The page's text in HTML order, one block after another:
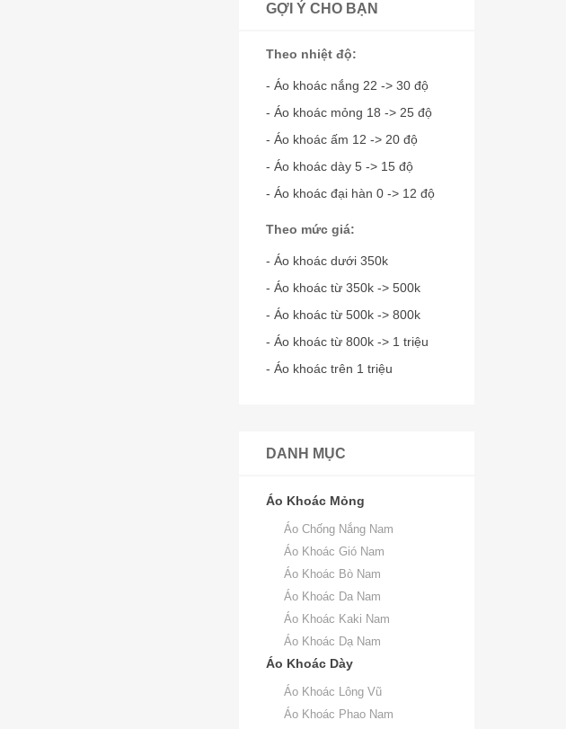
GỢI Ý CHO BẠN
Theo nhiệt độ:
- Áo khoác nắng 22 -> 30 độ
- Áo khoác mỏng 18 -> 25 độ
- Áo khoác ấm 12 -> 20 độ
- Áo khoác dày 5 -> 15 độ
- Áo khoác đại hàn 0 -> 12 độ
Theo mức giá:
- Áo khoác dưới 350k
- Áo khoác từ 350k -> 500k
- Áo khoác từ 500k -> 800k
- Áo khoác từ 800k -> 1 triệu
- Áo khoác trên 1 triệu
DANH MỤC
Áo Khoác Mỏng
Áo Chống Nắng Nam
Áo Khoác Gió Nam
Áo Khoác Bò Nam
Áo Khoác Da Nam
Áo Khoác Kaki Nam
Áo Khoác Dạ Nam
Áo Khoác Dày
Áo Khoác Lông Vũ
Áo Khoác Phao Nam